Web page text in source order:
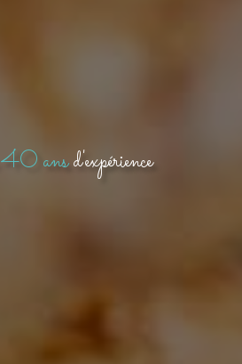
40 ansd'expérience